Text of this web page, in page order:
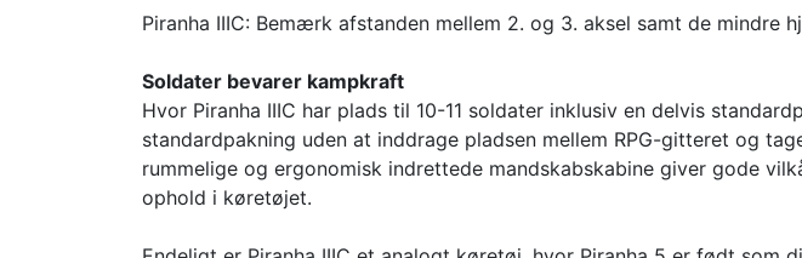
Piranha IIIC: Bemærk afstanden mellem 2. og 3. aksel samt de mindre
Soldater bevarer kampkraft
Hvor Piranha IIIC har plads til 10-11 soldater inklusiv en delvis
standardpakning uden at inddrage pladsen mellem RPG-gitteret og
rummelige og ergonomisk indrettede mandskabskabine giver gode
ophold i køretøjet.